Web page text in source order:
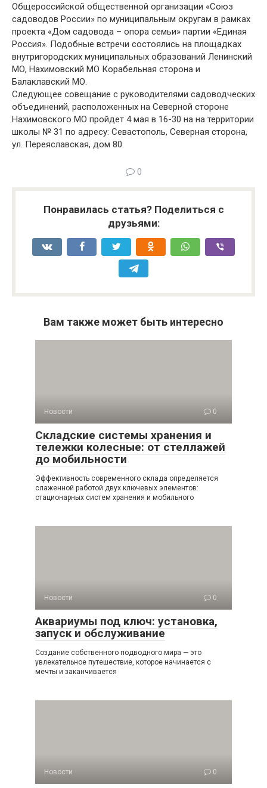
Общероссийской общественной организации «Союз
садоводов России» по муниципальным округам в рамках
проекта «Дом садовода – опора семьи» партии «Единая
Россия». Подобные встречи состоялись на площадках
внутригородских муниципальных образований Ленинский
МО, Нахимовский МО Корабельная сторона и
Балаклавский МО.
Следующее совещание с руководителями садоводческих
объединений, расположенных на Северной стороне
Нахимовского МО пройдет 4 мая в 16-30 на на территории
школы № 31 по адресу: Севастополь, Северная сторона,
ул. Переяславская, дом 80.
0
Понравилась статья? Поделиться с
друзьями:
Вам также может быть интересно
Новости 0
Складские системы хранения и
тележки колесные: от стеллажей
до мобильности
Эффективность современного склада определяется
слаженной работой двух ключевых элементов:
стационарных систем хранения и мобильного
Новости 0
Аквариумы под ключ: установка,
запуск и обслуживание
Создание собственного подводного мира — это
увлекательное путешествие, которое начинается с
мечты и заканчивается
Новости 0